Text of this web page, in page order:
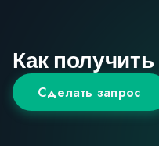
Как получить
Сделать запрос